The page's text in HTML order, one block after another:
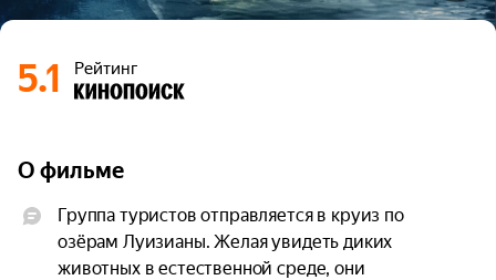
5.1 Рейтинг
О фильме
Группа туристов отправляется в круиз по
озёрам Луизианы. Желая увидеть диких
животных в естественной среде, они